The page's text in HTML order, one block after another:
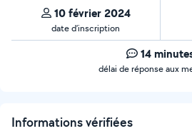
10 février 2024
date d’inscription
14
délai de réponse aux
Informations vérifiées